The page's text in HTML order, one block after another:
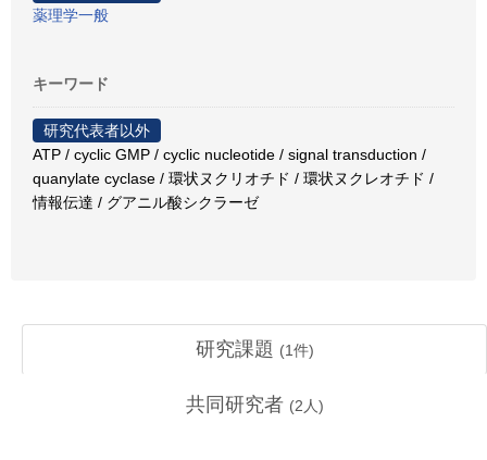
薬理学一般
キーワード
研究代表者以外
ATP / cyclic GMP / cyclic nucleotide / signal transduction /
quanylate cyclase / 環状ヌクリオチド / 環状ヌクレオチド /
情報伝達 / グアニル酸シクラーゼ
研究課題 (1件)
共同研究者 (2 人)